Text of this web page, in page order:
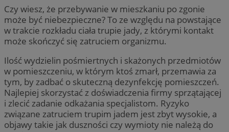
Czy wiesz, że przebywanie w mieszkaniu po zgonie
może być niebezpieczne? To ze względu na powstające
w trakcie rozkładu ciała trupie jady, z którymi kontakt
może skończyć się zatruciem organizmu.
Ilość wydzielin pośmiertnych i skażonych przedmiotów
w pomieszczeniu, w którym ktoś zmarł, przemawia za
tym, by zadbać o skuteczną dezynfekcję pomieszczeń.
Najlepiej skorzystać z doświadczenia firmy sprzątającej
i zlecić zadanie odkażania specjalistom. Ryzyko
związane zatruciem trupim jadem jest zbyt wysokie, a
objawy takie jak duszności czy wymioty nie należą do